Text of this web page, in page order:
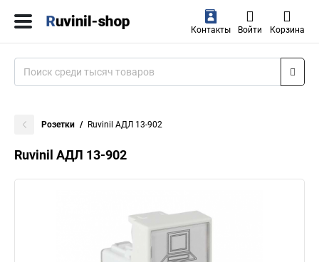
Контакты Войти Корзина
Розетки Ruvinil АДЛ 13-902
Ruvinil АДЛ 13-902